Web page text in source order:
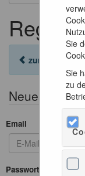
Sie
Sie
zu
zurück zur
Neues
Email
Passwort